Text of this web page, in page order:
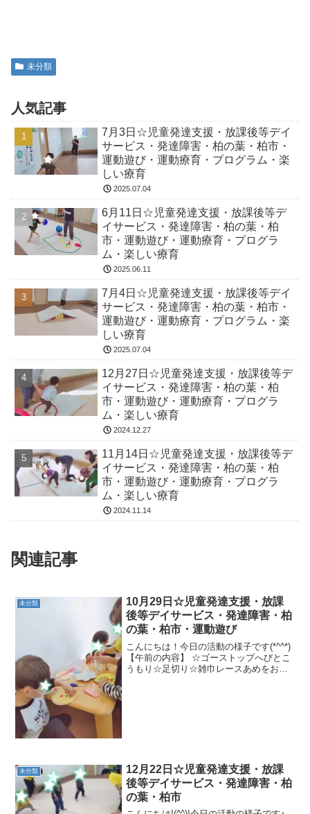
未分類
人気記事
7月3日☆児童発達支援・放課後等デイ
サービス・発達障害・柏の葉・柏市・
運動遊び・運動療育・プログラム・楽
しい療育
2025.07.04
6月11日☆児童発達支援・放課後等デ
イサービス・発達障害・柏の葉・柏
市・運動遊び・運動療育・プログラ
ム・楽しい療育
2025.06.11
7月4日☆児童発達支援・放課後等デイ
サービス・発達障害・柏の葉・柏市・
運動遊び・運動療育・プログラム・楽
しい療育
2025.07.04
12月27日☆児童発達支援・放課後等デ
イサービス・発達障害・柏の葉・柏
市・運動遊び・運動療育・プログラ
ム・楽しい療育
2024.12.27
11月14日☆児童発達支援・放課後等デ
イサービス・発達障害・柏の葉・柏
市・運動遊び・運動療育・プログラ
ム・楽しい療育
2024.11.14
関連記事
未分類
10月29日☆児童発達支援・放課
後等デイサービス・発達障害・柏
の葉・柏市・運動遊び
こんにちは！今日の活動の様子です(*^^*)
【午前の内容】 ☆ゴーストップへびとこ
うもり☆足切り☆雑巾レースあめをお届
未分類
12月22日☆児童発達支援・放課
後等デイサービス・発達障害・柏
の葉・柏市